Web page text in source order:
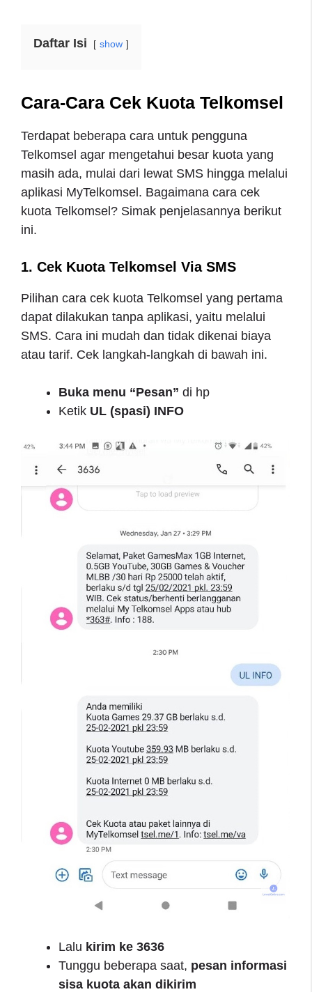
Daftar Isi show
Cara-Cara Cek Kuota Telkomsel
Terdapat beberapa cara untuk pengguna
Telkomsel agar mengetahui besar kuota yang
masih ada, mulai dari lewat SMS hingga melalui
aplikasi MyTelkomsel. Bagaimana cara cek
kuota Telkomsel? Simak penjelasannya berikut
ini.
1. Cek Kuota Telkomsel Via SMS
Pilihan cara cek kuota Telkomsel yang pertama
dapat dilakukan tanpa aplikasi, yaitu melalui
SMS. Cara ini mudah dan tidak dikenai biaya
atau tarif. Cek langkah-langkah di bawah ini.
Buka menu “Pesan” di hp
Ketik UL (spasi) INFO
Lalu kirim ke 3636
Tunggu beberapa saat, pesan informasi
sisa kuota akan dikirim